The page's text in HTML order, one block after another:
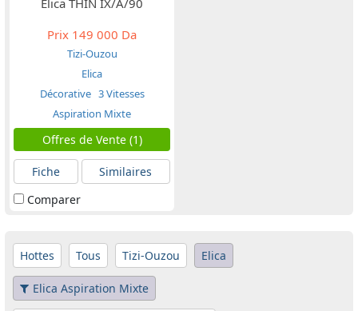
Prix 149 000 Da
Tizi-Ouzou
Elica
Décorative 3 Vitesses
Aspiration Mixte
Offres de Vente (1)
Fiche
Similaires
Comparer
Hottes Tous Tizi-Ouzou Elica
Elica Aspiration Mixte